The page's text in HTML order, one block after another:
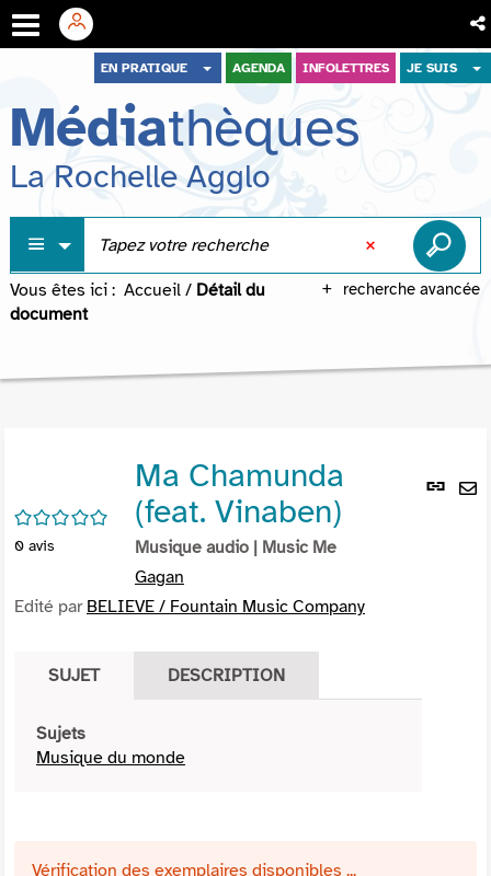
menu
contenu
recherche
EN PRATIQUE AGENDA INFOLETTRES JE SUIS
Médiathèques
La Rochelle Agglo
recherche avancée
Vous êtes ici : Accueil / Détail du
document
Lien
/5
0 avis
Ma Chamunda
(feat. Vinaben)
Musique audio | Music Me
Gagan
Edité par BELIEVE / Fountain Music Company
SUJET DESCRIPTION
Sujets
Musique du monde
Vérification des exemplaires disponibles ...